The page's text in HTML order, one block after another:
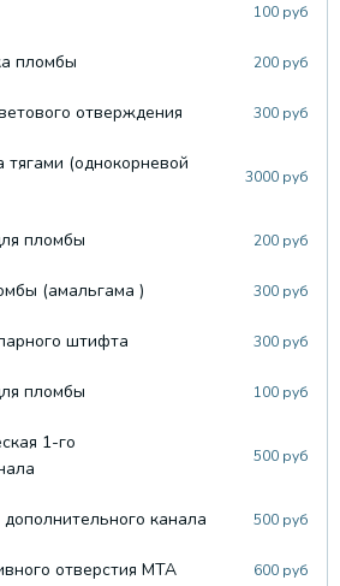
100 руб
пломбы 200 руб
отверждения 300 руб
тягами (однокорневой
3000 руб
пломбы 200 руб
(амальгама ) 300 руб
штифта 300 руб
пломбы 100 руб
1-го
500 руб
канала 500 руб
отверстия МТА 600 руб